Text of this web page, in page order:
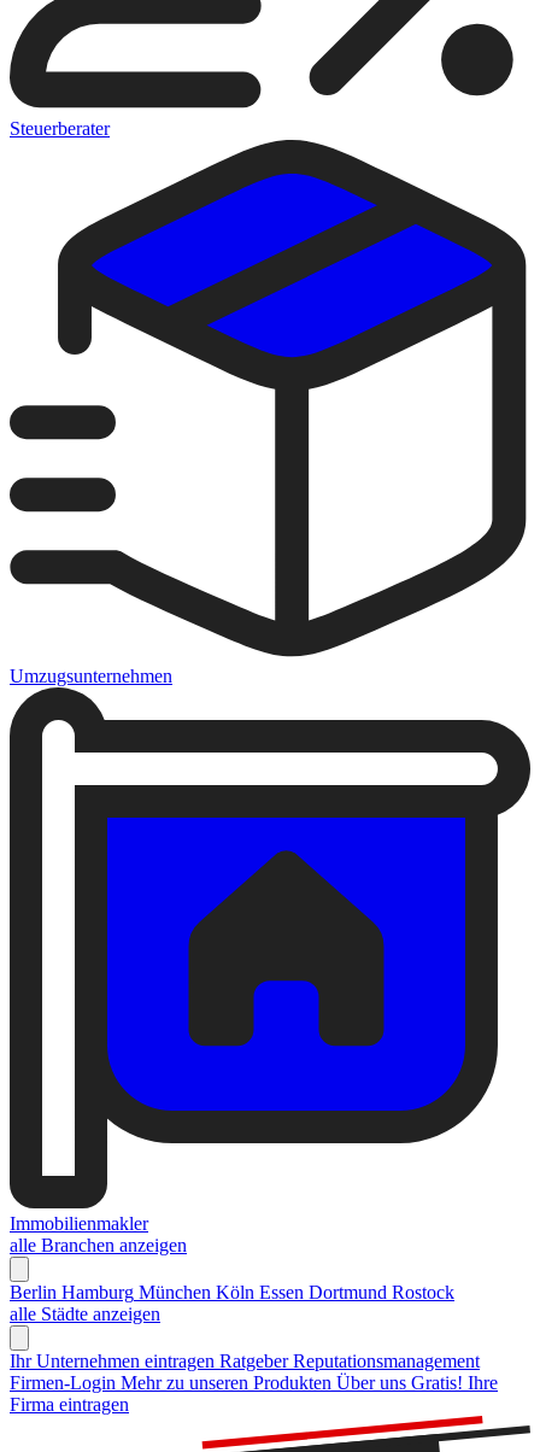
Steuerberater
Umzugsunternehmen
Immobilienmakler
alle Branchen anzeigen
Berlin Hamburg München Köln Essen Dortmund Rostock
alle Städte anzeigen
Ihr Unternehmen eintragen Ratgeber Reputationsmanagement
Firmen-Login Mehr zu unseren Produkten Über uns Gratis! Ihre
Firma eintragen